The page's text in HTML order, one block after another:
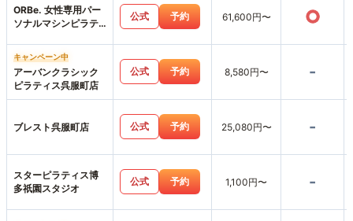
ORBe. 女性専用パー
ソナルマシンピラテ
公式 予約 61,600円〜 ○
キャンペーン中
アーバンクラシック
ピラティス呉服町店
公式 予約 8,580円〜 -
ブレスト呉服町店 公式 予約 25,080円〜 -
スターピラティス博
多祇園スタジオ
公式 予約 1,100円〜 -